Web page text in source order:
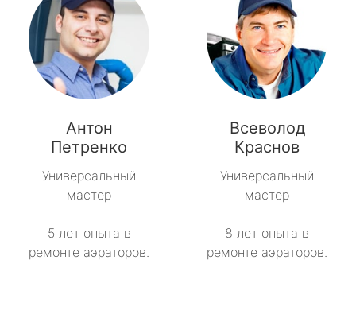
Антон
Петренко
Универсальный
мастер
5 лет опыта в
ремонте аэраторов.
Всеволод
Краснов
Универсальный
мастер
8 лет опыта в
ремонте аэраторов.